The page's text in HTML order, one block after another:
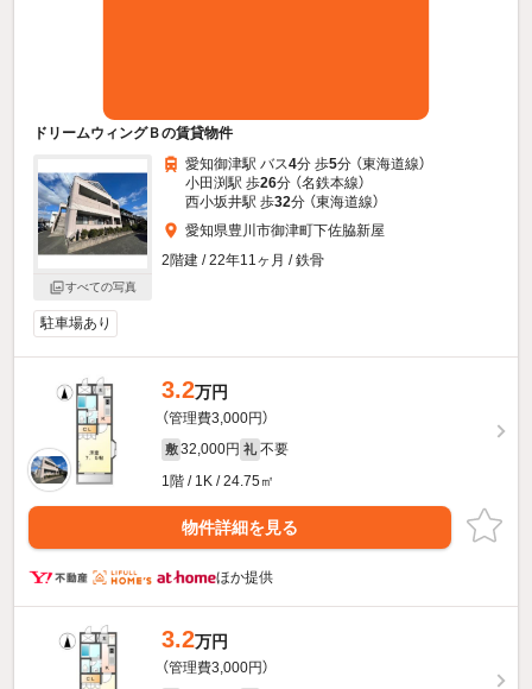
ドリームウィングＢの賃貸物件
すべての写真
愛知御津駅 バス4分 歩5分 （東海道線）
小田渕駅 歩26分 （名鉄本線）
西小坂井駅 歩32分 （東海道線）
愛知県豊川市御津町下佐脇新屋
2階建 / 22年11ヶ月 / 鉄骨
駐車場あり
3.2万円
（管理費3,000円）
敷 32,000円 礼 不要
1階 / 1K / 24.75㎡
物件詳細を見る
ほか提供
3.2万円
（管理費3,000円）